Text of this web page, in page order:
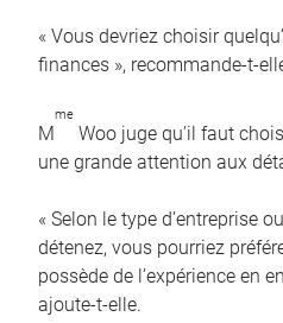
« Vous devriez choisir
finances », recommande-t-
M
me
Woo juge qu’il faut
une grande attention aux
« Selon le type d’entreprise
détenez, vous pourriez
possède de l’expérience en
ajoute-t-elle.